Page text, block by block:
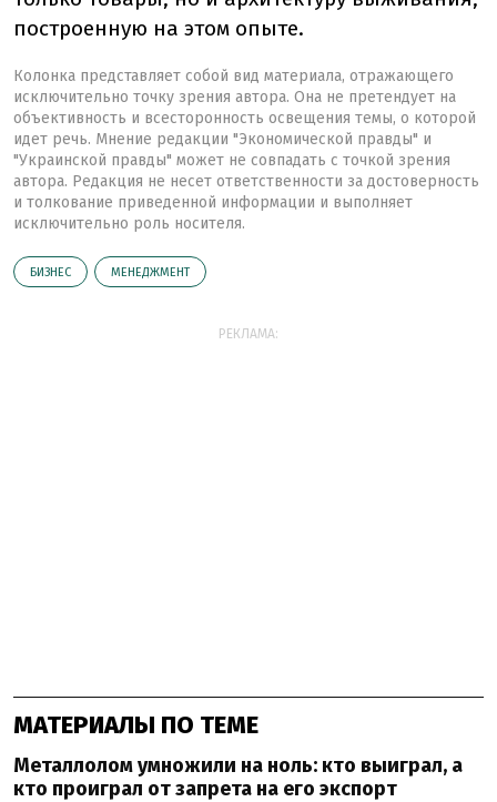
построенную на этом опыте.
Колонка представляет собой вид материала, отражающего
исключительно точку зрения автора. Она не претендует на
объективность и всесторонность освещения темы, о которой
идет речь. Мнение редакции "Экономической правды" и
"Украинской правды" может не совпадать с точкой зрения
автора. Редакция не несет ответственности за достоверность
и толкование приведенной информации и выполняет
исключительно роль носителя.
БИЗНЕС МЕНЕДЖМЕНТ
РЕКЛАМА:
МАТЕРИАЛЫ ПО ТЕМЕ
Металлолом умножили на ноль: кто выиграл, а
кто проиграл от запрета на его экспорт